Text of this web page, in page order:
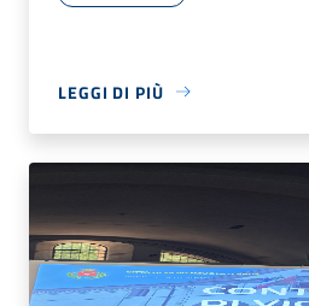
LEGGI DI PIÙ